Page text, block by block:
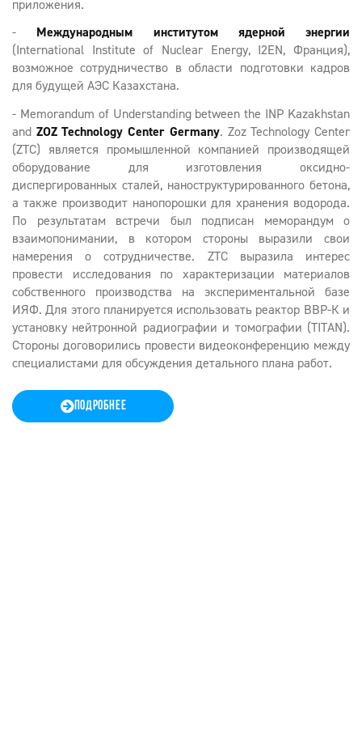
приложения.
- Международным институтом ядерной энергии
(International Institute of Nuclear Energy, I2EN, Франция),
возможное сотрудничество в области подготовки кадров
для будущей АЭС Казахстана.
- Memorandum of Understanding between the INP Kazakhstan
and ZOZ Technology Center Germany. Zoz Technology Center
(ZTC) является промышленной компанией производящей
оборудование для изготовления оксидно-
диспергированных сталей, наноструктурированного бетона,
а также производит нанопорошки для хранения водорода.
По результатам встречи был подписан меморандум о
взаимопонимании, в котором стороны выразили свои
намерения о сотрудничестве. ZTC выразила интерес
провести исследования по характеризации материалов
собственного производства на экспериментальной базе
ИЯФ. Для этого планируется использовать реактор ВВР-К и
установку нейтронной радиографии и томографии (TITAN).
Стороны договорились провести видеоконференцию между
специалистами для обсуждения детального плана работ.
ПОДРОБНЕЕ